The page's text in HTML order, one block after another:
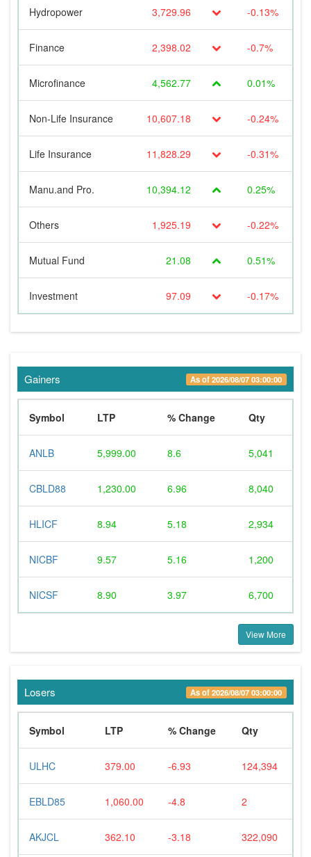
Hydropower 3,729.96 -0.13%
Finance 2,398.02 -0.7%
Microfinance 4,562.77 0.01%
Non-Life Insurance 10,607.18 -0.24%
Life Insurance 11,828.29 -0.31%
Manu.and Pro. 10,394.12 0.25%
Others 1,925.19 -0.22%
Mutual Fund 21.08 0.51%
Investment 97.09 -0.17%
Gainers As of 2026/08/07 03:00:00
Symbol LTP % Change Qty
ANLB 5,999.00 8.6 5,041
CBLD88 1,230.00 6.96 8,040
HLICF 8.94 5.18 2,934
NICBF 9.57 5.16 1,200
NICSF 8.90 3.97 6,700
View More
Losers As of 2026/08/07 03:00:00
Symbol LTP % Change Qty
ULHC 379.00 -6.93 124,394
EBLD85 1,060.00 -4.8 2
AKJCL 362.10 -3.18 322,090